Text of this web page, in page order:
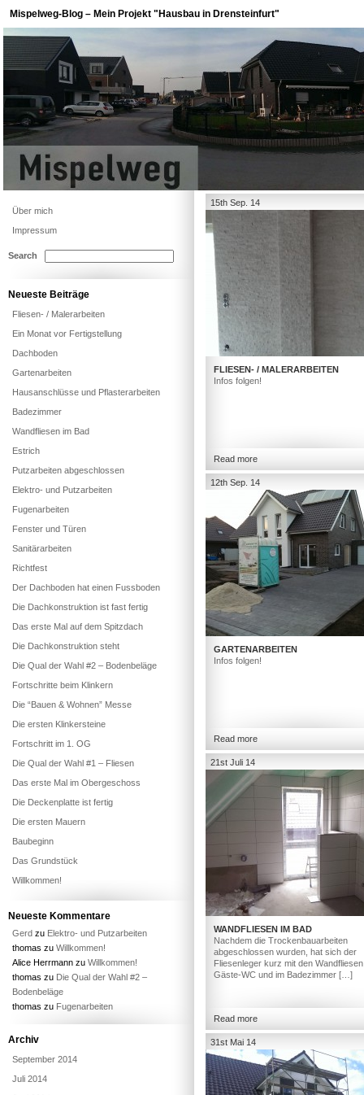
Mispelweg-Blog – Mein Projekt "Hausbau in Drensteinfurt"
15th Sep. 14
FLIESEN- / MALERARBEITEN
Infos folgen!
Read more
12th Sep. 14
GARTENARBEITEN
Infos folgen!
Read more
21st Juli 14
WANDFLIESEN IM BAD
Nachdem die Trockenbauarbeiten
abgeschlossen wurden, hat sich der
Fliesenleger kurz mit den
Gäste-WC und im Badezimmer […]
Read more
31st Mai 14
Über mich
Impressum
Search
Neueste Beiträge
Fliesen- / Malerarbeiten
Ein Monat vor Fertigstellung
Dachboden
Gartenarbeiten
Hausanschlüsse und Pflasterarbeiten
Badezimmer
Wandfliesen im Bad
Estrich
Putzarbeiten abgeschlossen
Elektro- und Putzarbeiten
Fugenarbeiten
Fenster und Türen
Sanitärarbeiten
Richtfest
Der Dachboden hat einen Fussboden
Die Dachkonstruktion ist fast fertig
Das erste Mal auf dem Spitzdach
Die Dachkonstruktion steht
Die Qual der Wahl #2 – Bodenbeläge
Fortschritte beim Klinkern
Die “Bauen & Wohnen” Messe
Die ersten Klinkersteine
Fortschritt im 1. OG
Die Qual der Wahl #1 – Fliesen
Das erste Mal im Obergeschoss
Die Deckenplatte ist fertig
Die ersten Mauern
Baubeginn
Das Grundstück
Willkommen!
Neueste Kommentare
Gerd zu Elektro- und Putzarbeiten
thomas zu Willkommen!
Alice Herrmann zu Willkommen!
thomas zu Die Qual der Wahl #2 –
Bodenbeläge
thomas zu Fugenarbeiten
Archiv
September 2014
Juli 2014